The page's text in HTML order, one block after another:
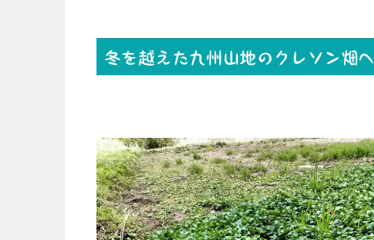
冬を越えた九州山地のクレソン畑へ